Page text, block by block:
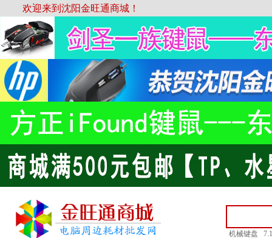
欢迎来到沈阳金旺通商城！
机械键盘